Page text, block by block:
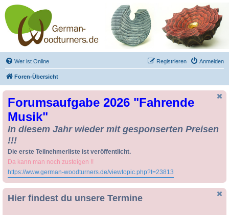
Drechseln und
Kunsthandwerk -
German-Woodturners
*Forum Sauerland*
Der Treffpunkt für Drechsler und Freunde des Kunsthandwerks
Wer ist Online Anmelden
Registrieren
Foren-Übersicht
Forumsaufgabe 2026 "Fahrende
Musik"
In diesem Jahr wieder mit gesponserten Preisen
!!!
Die erste Teilnehmerliste ist veröffentlicht.
Da kann man noch zusteigen !!
https://www.german-woodturners.de/viewtopic.php?t=23813
Hier findest du unsere Termine